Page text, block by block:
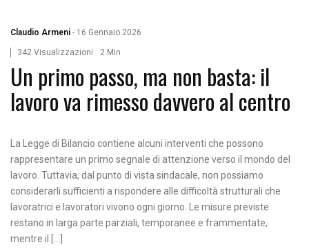
Claudio Armeni - 16 Gennaio 2026
342 Visualizzazioni 2 Min
Un primo passo, ma non basta: il
lavoro va rimesso davvero al centro
La Legge di Bilancio contiene alcuni interventi che possono
rappresentare un primo segnale di attenzione verso il mondo del
lavoro. Tuttavia, dal punto di vista sindacale, non possiamo
considerarli sufficienti a rispondere alle difficoltà strutturali che
lavoratrici e lavoratori vivono ogni giorno. Le misure previste
restano in larga parte parziali, temporanee e frammentate,
mentre il […]